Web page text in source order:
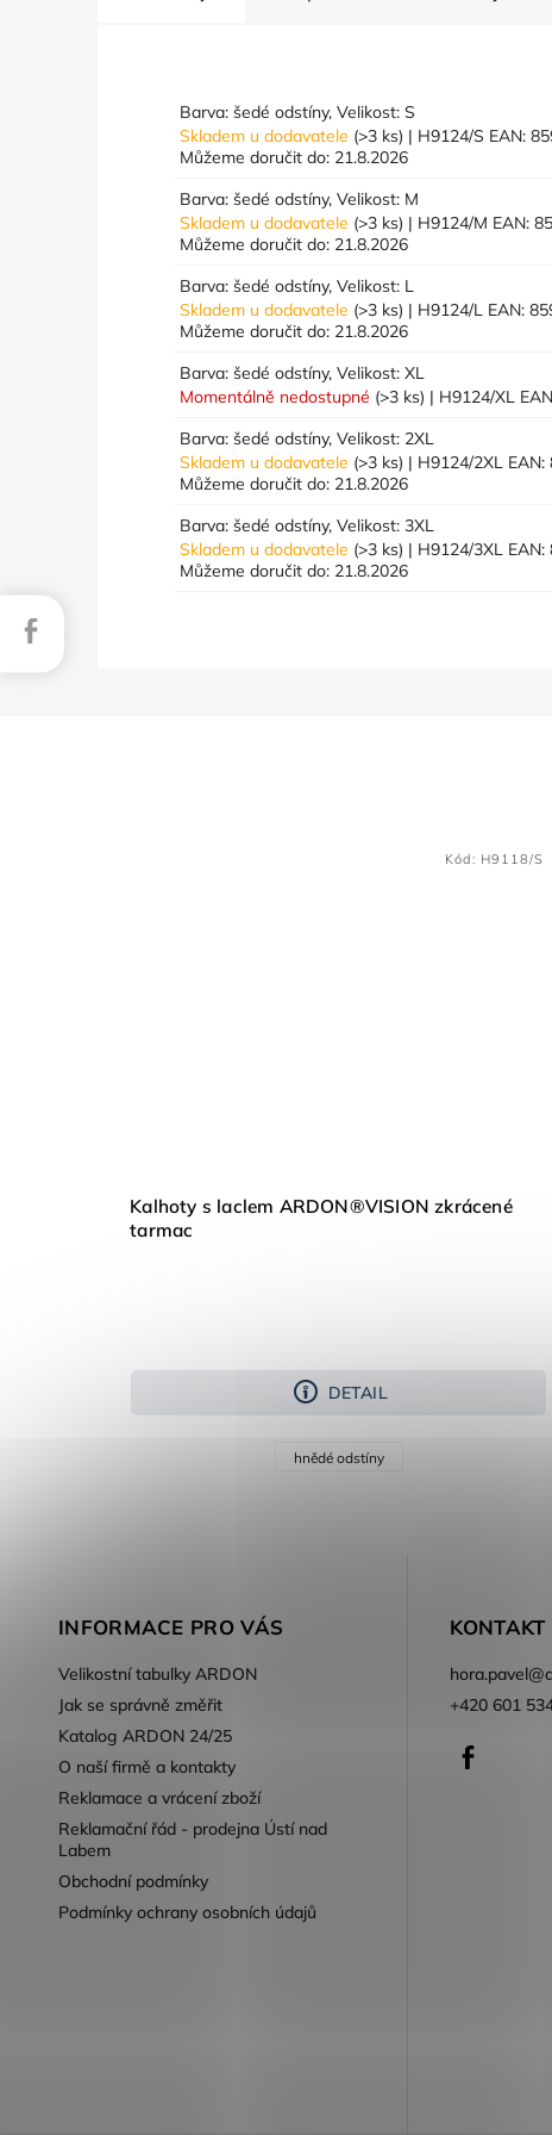
Barva: šedé odstíny, Velikost: S
Skladem u dodavatele (>3 ks) | H9124/S EAN:
Můžeme doručit do: 21.8.2026
Barva: šedé odstíny, Velikost: M
Skladem u dodavatele (>3 ks) | H9124/M EAN:
Můžeme doručit do: 21.8.2026
Barva: šedé odstíny, Velikost: L
Skladem u dodavatele (>3 ks) | H9124/L EAN:
Můžeme doručit do: 21.8.2026
Barva: šedé odstíny, Velikost: XL
Momentálně nedostupné (>3 ks) | H9124/XL
Barva: šedé odstíny, Velikost: 2XL
Skladem u dodavatele (>3 ks) | H9124/2XL EAN:
Můžeme doručit do: 21.8.2026
Barva: šedé odstíny, Velikost: 3XL
Skladem u dodavatele (>3 ks) | H9124/3XL EAN:
Můžeme doručit do: 21.8.2026
Kalhoty s laclem ARDON®VISION zkrácené
tarmac
DETAIL
hnědé odstíny
Kód: H9118/S
INFORMACE PRO VÁS
Velikostní tabulky ARDON
Jak se správně změřit
Katalog ARDON 24/25
O naší firmě a kontakty
Reklamace a vrácení zboží
Reklamační řád - prodejna Ústí nad
Labem
Obchodní podmínky
Podmínky ochrany osobních údajů
KONTAKT
hora.pavel@
+420 601